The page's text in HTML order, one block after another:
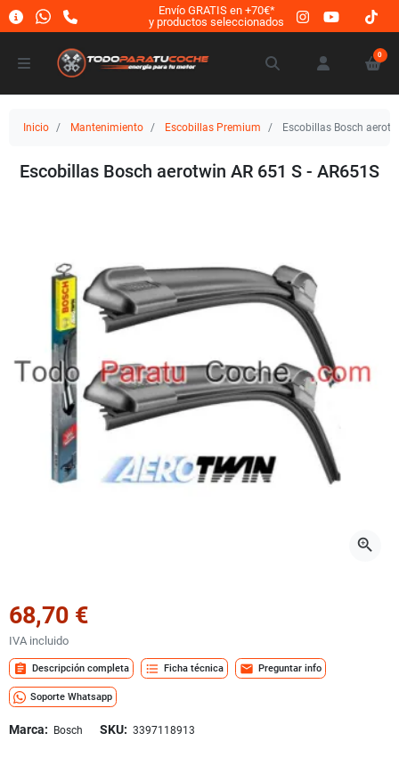
Envío GRATIS en +70€*
y productos seleccionados
0
Inicio Mantenimiento Escobillas Premium Escobillas Bosch
Escobillas Bosch aerotwin AR 651 S - AR651S
zoom_in
68,70 €
IVA incluido
assignment Descripción completa format_list_bulleted Ficha técnica mail Preguntar info
Soporte Whatsapp
Marca: Bosch SKU: 3397118913